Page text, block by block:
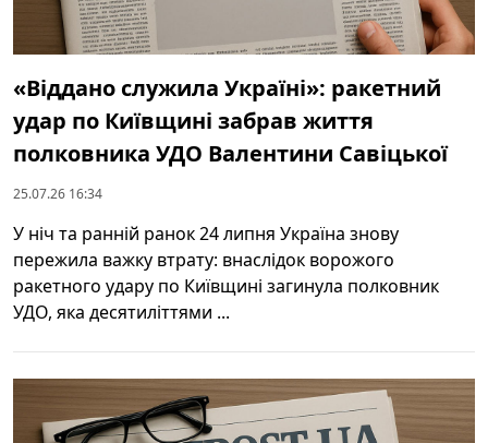
«Віддано служила Україні»: ракетний
удар по Київщині забрав життя
полковника УДО Валентини Савіцької
25.07.26 16:34
У ніч та ранній ранок 24 липня Україна знову
пережила важку втрату: внаслідок ворожого
ракетного удару по Київщині загинула полковник
УДО, яка десятиліттями ...